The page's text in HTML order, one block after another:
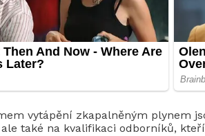
vytápění zkapalněným plynem
také na kvalifikaci odborníků,